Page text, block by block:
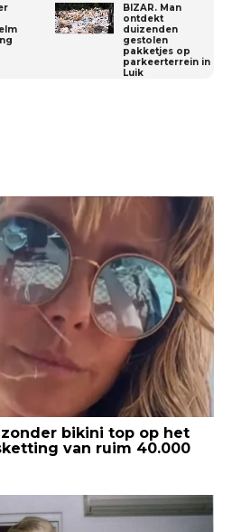
BIZAR. Man
ontdekt
duizenden
gestolen
pakketjes op
parkeerterrein in
Luik
bikini top op het
van ruim 40.000